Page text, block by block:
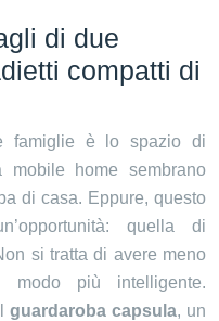
di due
compatti di
famiglie è lo spazio di
home sembrano
di casa. Eppure, questo
quella di
si tratta di avere meno
più intelligente.
guardaroba capsula, un